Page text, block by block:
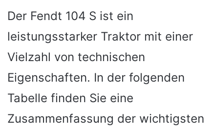
Der Fendt 104 S ist ein
leistungsstarker Traktor mit einer
Vielzahl von technischen
Eigenschaften. In der folgenden
Tabelle finden Sie eine
Zusammenfassung der wichtigsten